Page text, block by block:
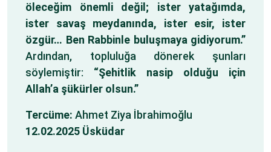
öleceğim önemli değil; ister yatağımda,
ister savaş meydanında, ister esir, ister
özgür… Ben Rabbinle buluşmaya gidiyorum.”
Ardından, topluluğa dönerek şunları
söylemiştir: “Şehitlik nasip olduğu için
Allah’a şükürler olsun.”
Tercüme: Ahmet Ziya İbrahimoğlu
12.02.2025 Üsküdar